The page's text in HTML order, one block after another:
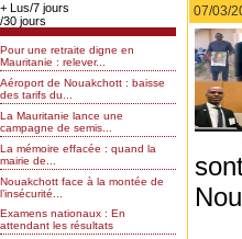
+ Lus/7 jours
/30 jours
Pour une retraite digne en
Mauritanie : relever...
Aéroport de Nouakchott : baisse
des tarifs du...
La Mauritanie lance une
campagne de semis...
La mémoire effacée : quand la
mairie de...
Nouakchott face à la montée de
l’insécurité...
Examens nationaux : En
attendant les résultats
07/03/